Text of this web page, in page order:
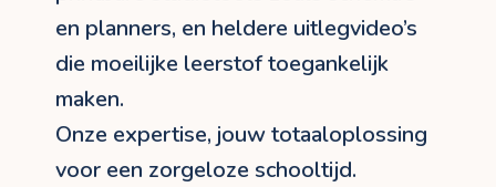
en planners, en heldere uitlegvideo’s
die moeilijke leerstof toegankelijk
maken.
Onze expertise, jouw totaaloplossing
voor een zorgeloze schooltijd.